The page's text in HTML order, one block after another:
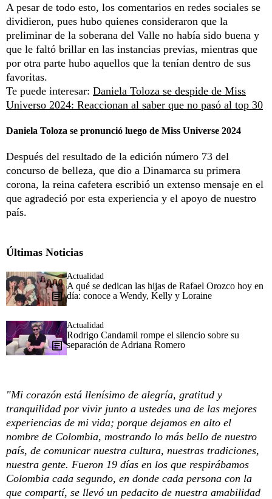
A pesar de todo esto, los comentarios en redes sociales se
dividieron, pues hubo quienes consideraron que la
preliminar de la soberana del Valle no había sido buena y
que le faltó brillar en las instancias previas, mientras que
por otra parte hubo aquellos que la tenían dentro de sus
favoritas.
Te puede interesar: Daniela Toloza se despide de Miss
Universo 2024: Reaccionan al saber que no pasó al top 30
Daniela Toloza se pronunció luego de Miss Universe 2024
Después del resultado de la edición número 73 del
concurso de belleza, que dio a Dinamarca su primera
corona, la reina cafetera escribió un extenso mensaje en el
que agradeció por esta experiencia y el apoyo de nuestro
país.
Últimas Noticias
Actualidad
A qué se dedican las hijas de Rafael Orozco hoy en
día: conoce a Wendy, Kelly y Loraine
Actualidad
Rodrigo Candamil rompe el silencio sobre su
separación de Adriana Romero
"Mi corazón está llenísimo de alegría, gratitud y
tranquilidad por vivir junto a ustedes una de las mejores
experiencias de mi vida; porque dejamos en alto el
nombre de Colombia, mostrando lo más bello de nuestro
país, de comunicar nuestra cultura, nuestras tradiciones,
nuestra gente. Fueron 19 días en los que respirábamos
Colombia cada segundo, en donde cada persona con la
que compartí, se llevó un pedacito de nuestra amabilidad